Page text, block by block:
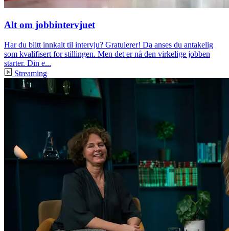
Alt om jobbintervjuet
Har du blitt innkalt til intervju? Gratulerer! Da anses du antakelig
som kvalifisert for stillingen. Men det er nå den virkelige jobben
starter. Din e...
Streaming